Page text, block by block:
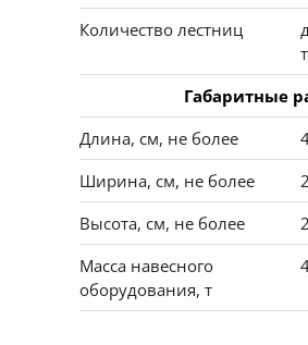
Количество лестниц
Габаритные
Длина, см, не более
Ширина, см, не более
Высота, см, не более
Масса навесного
оборудования, т